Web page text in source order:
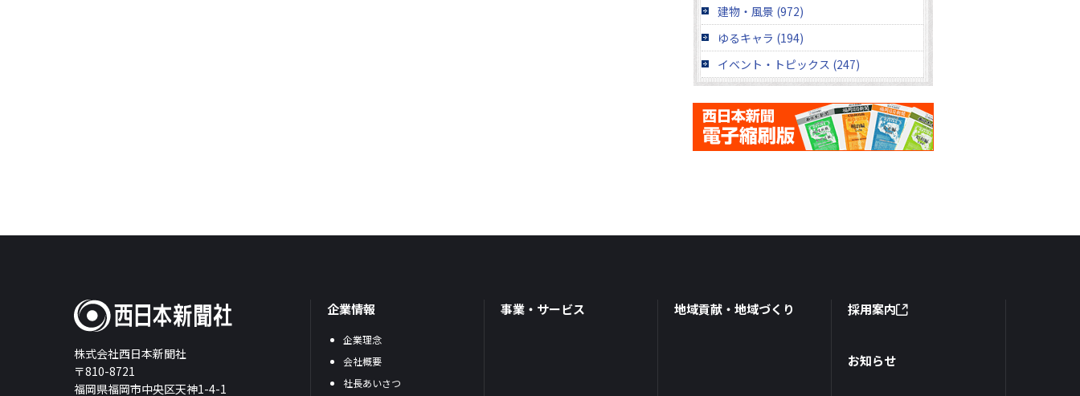
建物・風景 (972)
ゆるキャラ (194)
イベント・トピックス (247)
株式会社西日本新聞社
〒810-8721
福岡県福岡市中央区天神1-4-1
企業情報
企業理念
会社概要
社長あいさつ
事業・サービス 地域貢献・地域づくり 採用案内
お知らせ